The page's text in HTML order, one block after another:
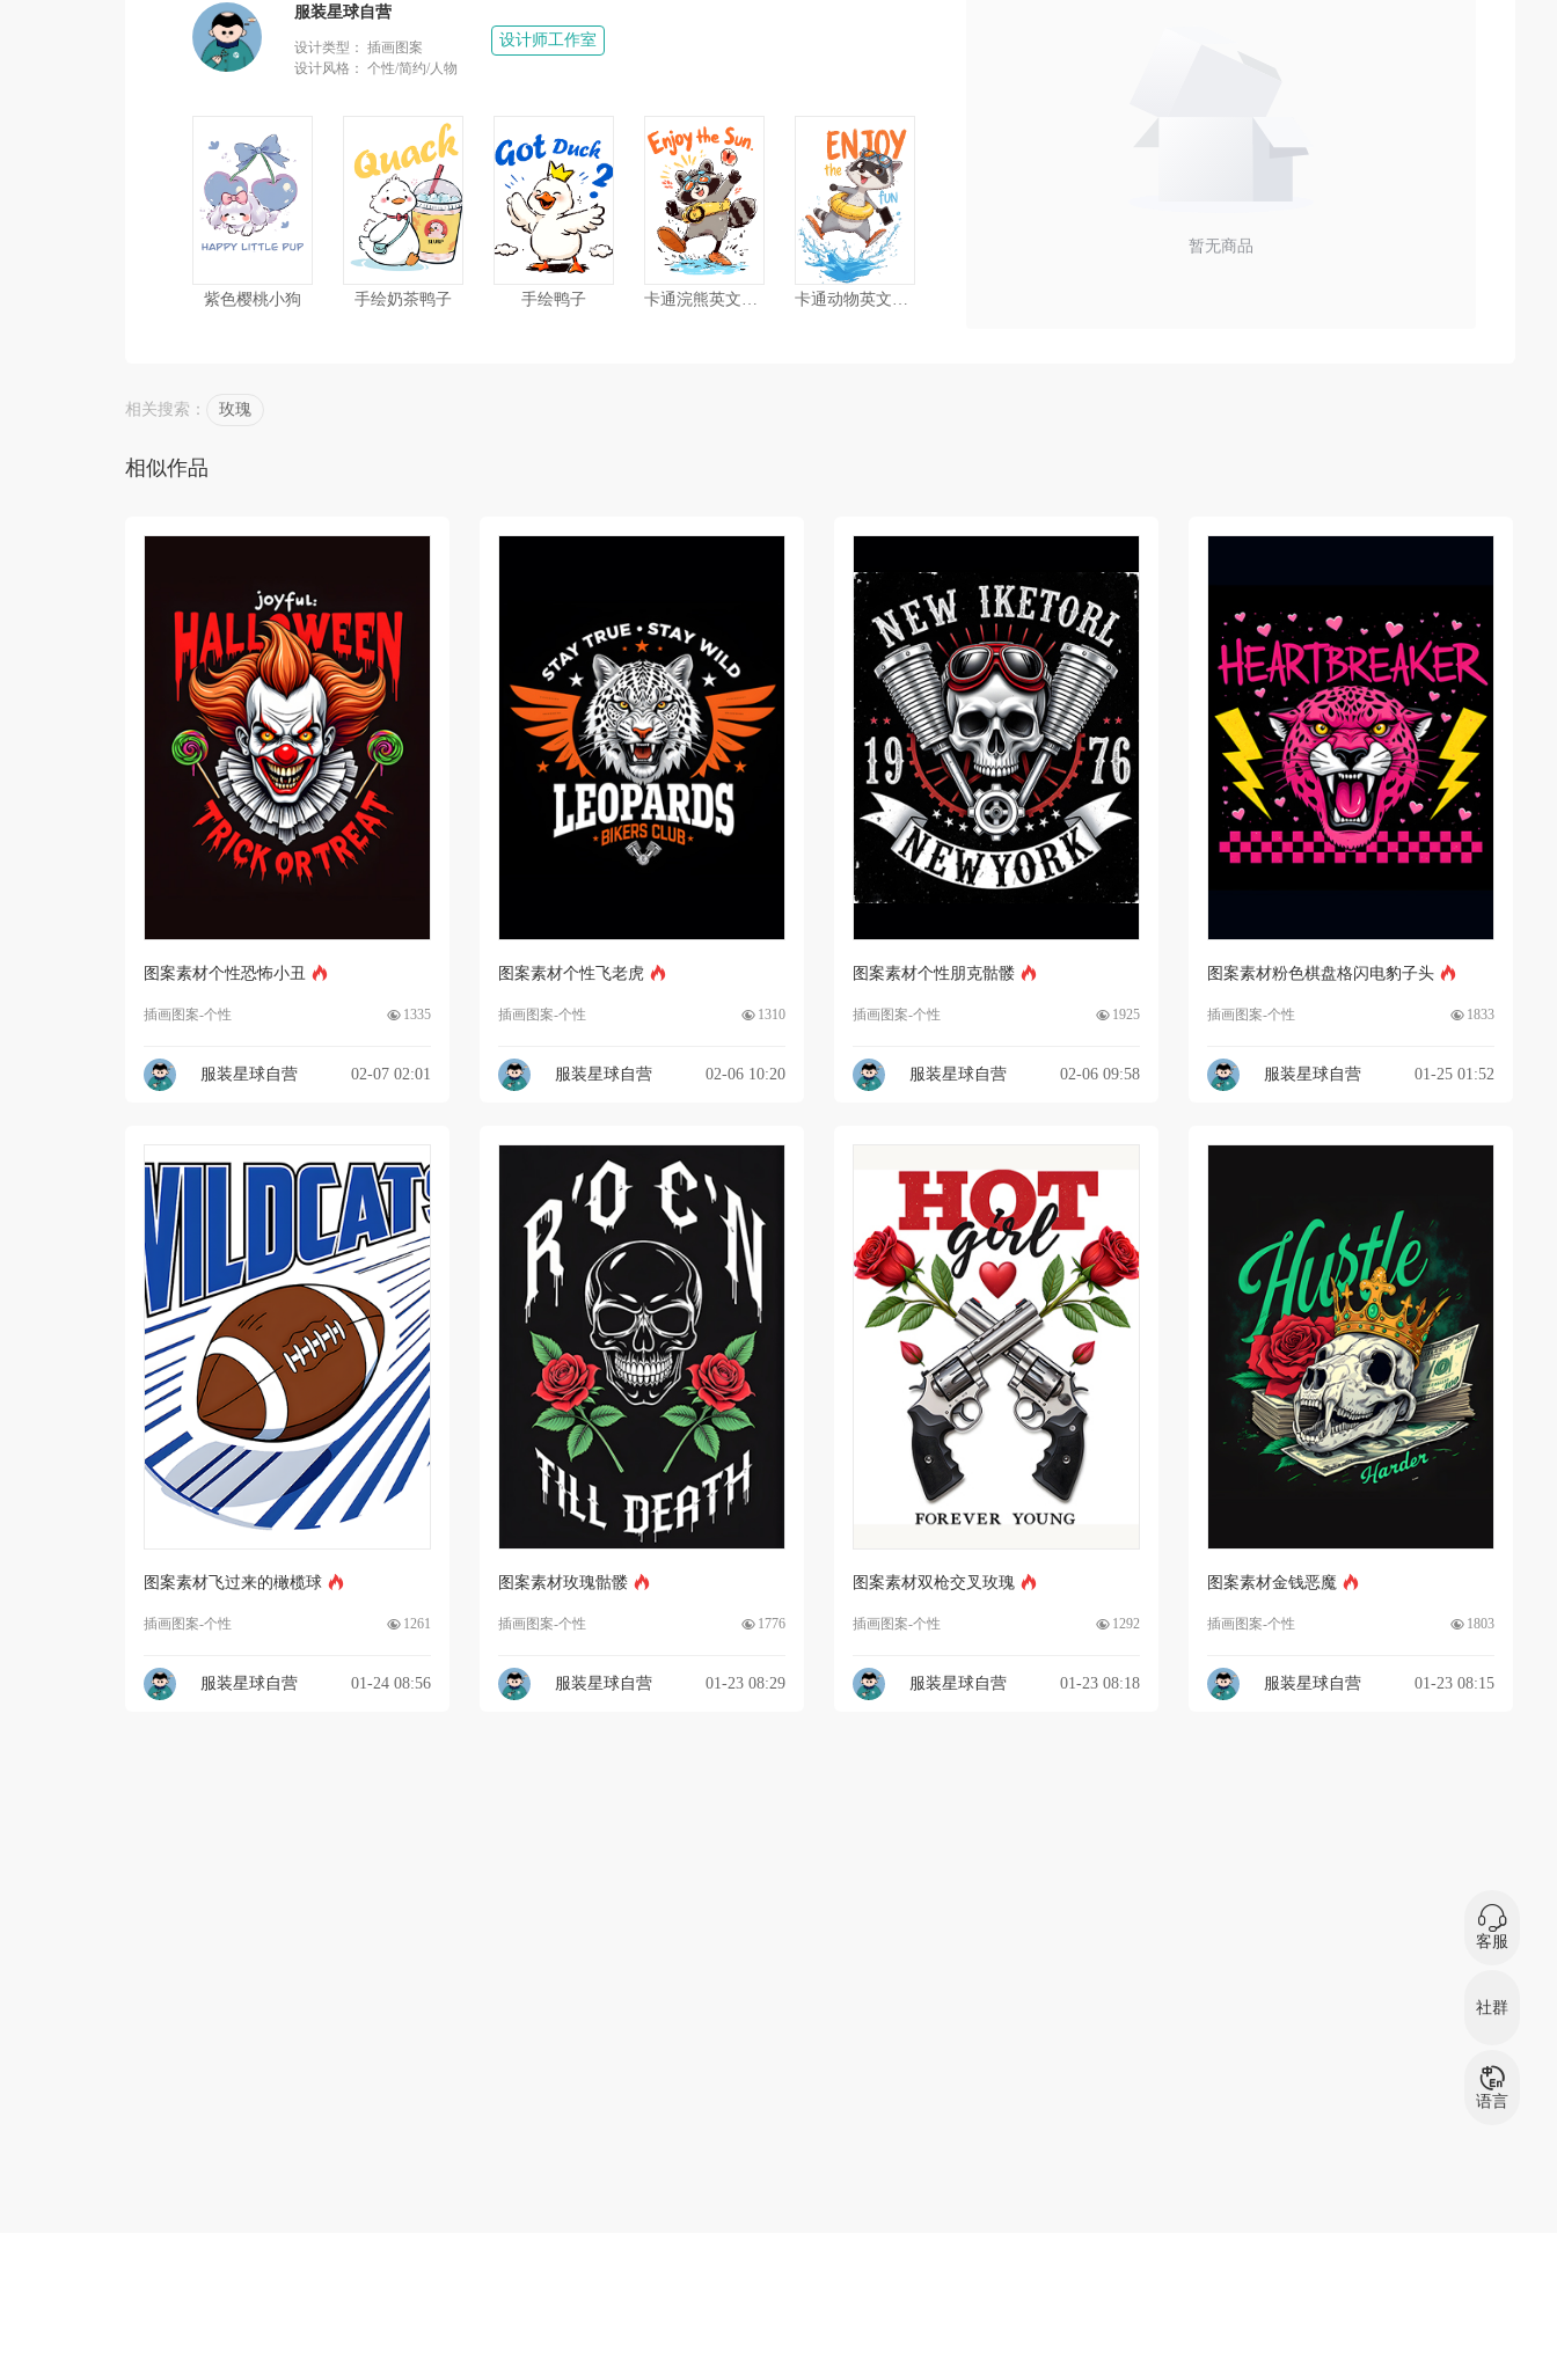
服装星球自营
设计类型： 插画图案
设计风格： 个性/简约/人物
设计师工作室
紫色樱桃小狗 手绘奶茶鸭子 手绘鸭子 卡通浣熊英文图案 卡通动物英文图案
暂无商品
相关搜索： 玫瑰
相似作品
图案素材个性恐怖小丑
插画图案-个性 1335
服装星球自营 02-07 02:01
图案素材个性飞老虎
插画图案-个性 1310
服装星球自营 02-06 10:20
图案素材个性朋克骷髅
插画图案-个性 1925
服装星球自营 02-06 09:58
图案素材粉色棋盘格闪电豹子头
插画图案-个性 1833
服装星球自营 01-25 01:52
图案素材飞过来的橄榄球
插画图案-个性 1261
服装星球自营 01-24 08:56
图案素材玫瑰骷髅
插画图案-个性 1776
服装星球自营 01-23 08:29
图案素材双枪交叉玫瑰
插画图案-个性 1292
服装星球自营 01-23 08:18
图案素材金钱恶魔
插画图案-个性 1803
服装星球自营 01-23 08:15
客服
群
社群
中文
语言